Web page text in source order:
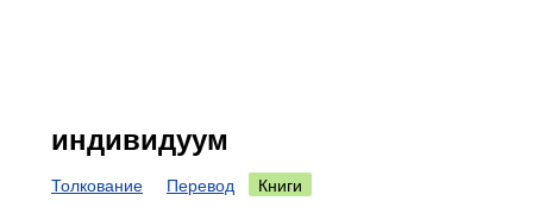
индивидуум
Толкование Перевод
Книги